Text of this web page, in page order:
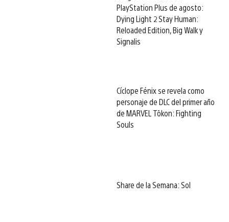
PlayStation Plus de agosto:
Dying Light 2 Stay Human:
Reloaded Edition, Big Walk y
Signalis
Cíclope Fénix se revela como
personaje de DLC del primer año
de MARVEL Tōkon: Fighting
Souls
Share de la Semana: Sol